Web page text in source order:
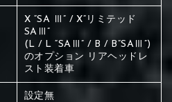
X “SA Ⅲ” / X“リミテッド
SAⅢ”
(L / L “SAⅢ” / B / B”SAⅢ”)
のオプション リアヘッドレ
スト装着車
設定無